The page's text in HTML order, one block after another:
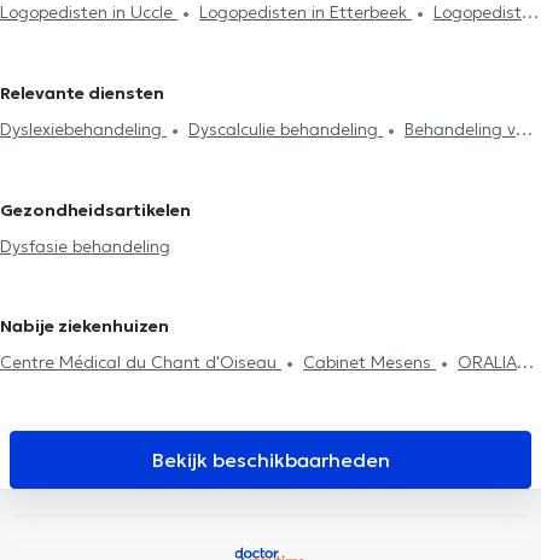
Logopedisten in Uccle
Logopedisten in Etterbeek
Logopedisten
Logopedisten in Oudergem
Logopedisten in Watermaal-Bosvoorde
Logopedisten in Brussel
Logopedisten in Sint-Agatha-Berchem
Relevante diensten
Dyslexiebehandeling
Dyscalculie behandeling
Behandeling van
articulatorische aandoeningen
aandoeningen
Taaltest
Gezondheidsartikelen
Dysfasie behandeling
Nabije ziekenhuizen
Centre Médical du Chant d'Oiseau
Cabinet Mesens
ORALIA
Mimosa Etterbeek - Centre de périnatalité
Pediatrics Brussels
Centre Médi-P
Cabinets médicaux Boulaares
Arsenal Clinic
I Care Center
Bekijk beschikbaarheden